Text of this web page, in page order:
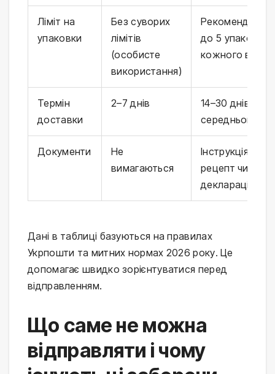
Ліміт на
упаковки
Без суворих
лімітів
(особисте
використання)
до 5 упаковок
кожного виду
Термін
доставки
2–7 днів
14–30 днів у
середньому
Документи
Не
вимагаються
Інструкція,
рецепт чи
декларація
Дані в таблиці базуються на правилах
Укрпошти та митних нормах 2026 року. Це
допомагає швидко зорієнтуватися перед
відправленням.
Що саме не можна
відправляти і чому